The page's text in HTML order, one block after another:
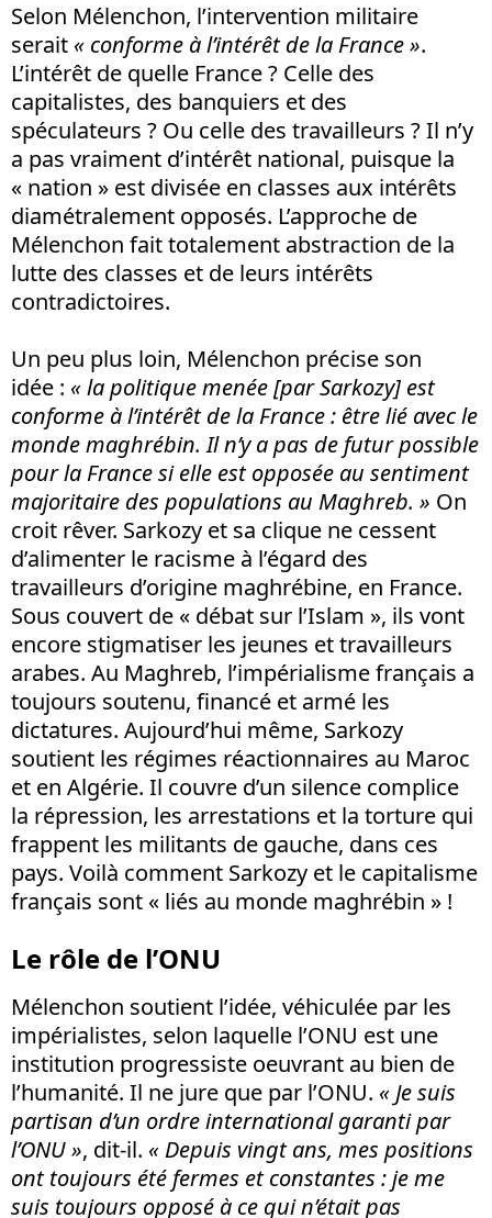
Selon Mélenchon, l’intervention militaire
serait « conforme à l’intérêt de la France ».
L’intérêt de quelle France ? Celle des
capitalistes, des banquiers et des
spéculateurs ? Ou celle des travailleurs ? Il n’y
a pas vraiment d’intérêt national, puisque la
« nation » est divisée en classes aux intérêts
diamétralement opposés. L’approche de
Mélenchon fait totalement abstraction de la
lutte des classes et de leurs intérêts
contradictoires.
Un peu plus loin, Mélenchon précise son
idée : « la politique menée [par Sarkozy] est
conforme à l’intérêt de la France : être lié avec le
monde maghrébin. Il n’y a pas de futur possible
pour la France si elle est opposée au sentiment
majoritaire des populations au Maghreb. » On
croit rêver. Sarkozy et sa clique ne cessent
d’alimenter le racisme à l’égard des
travailleurs d’origine maghrébine, en France.
Sous couvert de « débat sur l’Islam », ils vont
encore stigmatiser les jeunes et travailleurs
arabes. Au Maghreb, l’impérialisme français a
toujours soutenu, financé et armé les
dictatures. Aujourd’hui même, Sarkozy
soutient les régimes réactionnaires au Maroc
et en Algérie. Il couvre d’un silence complice
la répression, les arrestations et la torture qui
frappent les militants de gauche, dans ces
pays. Voilà comment Sarkozy et le capitalisme
français sont « liés au monde maghrébin » !
Le rôle de l’ONU
Mélenchon soutient l’idée, véhiculée par les
impérialistes, selon laquelle l’ONU est une
institution progressiste oeuvrant au bien de
l’humanité. Il ne jure que par l’ONU. « Je suis
partisan d’un ordre international garanti par
l’ONU », dit-il. « Depuis vingt ans, mes positions
ont toujours été fermes et constantes : je me
suis toujours opposé à ce qui n’était pas